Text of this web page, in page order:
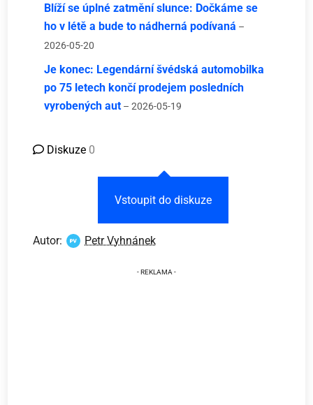
Blíží se úplné zatmění slunce: Dočkáme se
ho v létě a bude to nádherná podívaná –
2026-05-20
Je konec: Legendární švédská automobilka
po 75 letech končí prodejem posledních
vyrobených aut – 2026-05-19
Diskuze 0
Vstoupit do diskuze
Autor: Petr Vyhnánek